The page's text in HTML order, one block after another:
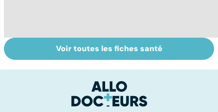
Narcolepsie : des
crises de
Maladie de
Huntington : une
neurologique
incurable
Voir toutes les fiches santé